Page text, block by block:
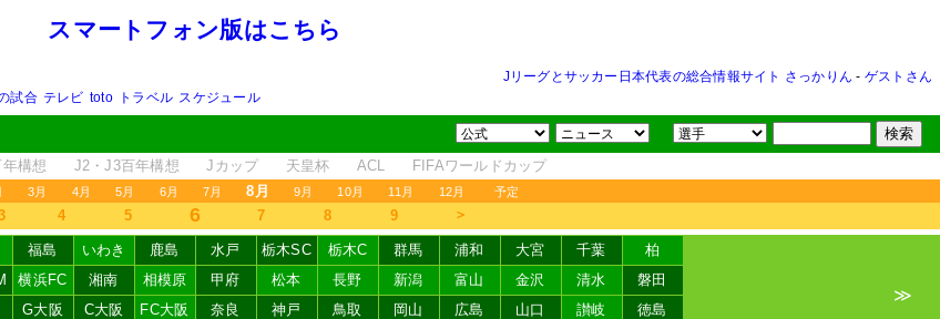
スマートフォン版はこちら
Jリーグとサッカー日本代表の総合情報サイト さっかりん - ゲストさん
試合 テレビ toto トラベル スケジュール
構想 J2・J3百年構想 Jカップ 天皇杯 ACL FIFAワールドカップ
3月 4月 5月 6月 7月 8月 9月 10月 11月 12月 予定
4 5 6 7 8 9 ＞
福島 いわき 鹿島 水戸 栃木SC 栃木C 群馬 浦和 大宮 千葉
柏
横浜FC 湘南 相模原 甲府 松本 長野 新潟 富山 金沢 清水
磐田
G大阪 C大阪 FC大阪 奈良 神戸 鳥取 岡山 広島 山口 讃岐
徳島
≫